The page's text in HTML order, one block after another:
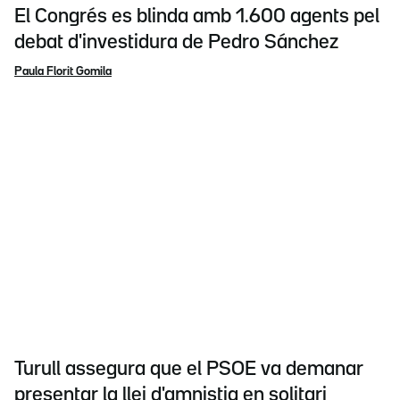
El Congrés es blinda amb 1.600 agents pel
debat d'investidura de Pedro Sánchez
Paula Florit Gomila
Turull assegura que el PSOE va demanar
presentar la llei d'amnistia en solitari